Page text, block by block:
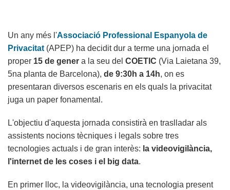
Un any més l'Associació Professional Espanyola de
Privacitat (APEP) ha decidit dur a terme una jornada el
proper 15 de gener a la seu del COETIC (Via Laietana 39,
5na planta de Barcelona), de 9:30h a 14h, on es
presentaran diversos escenaris en els quals la privacitat
juga un paper fonamental.
L'objectiu d'aquesta jornada consistirà en traslladar als
assistents nocions tècniques i legals sobre tres
tecnologies actuals i de gran interès: la videovigilància,
l'internet de les coses i el big data.
En primer lloc, la videovigilància, una tecnologia present